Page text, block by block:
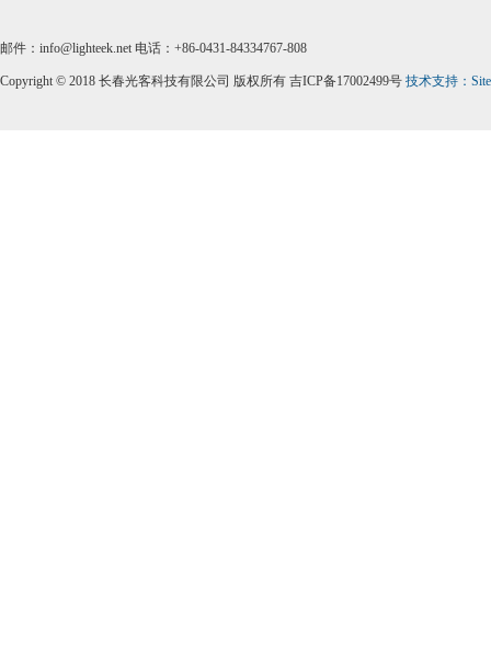
邮件：info@lighteek.net 电话：+86-0431-84334767-808
Copyright © 2018 长春光客科技有限公司 版权所有 吉ICP备17002499号 技术支持：